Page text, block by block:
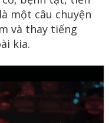
một câu chuyện
và thay tiếng
kia.